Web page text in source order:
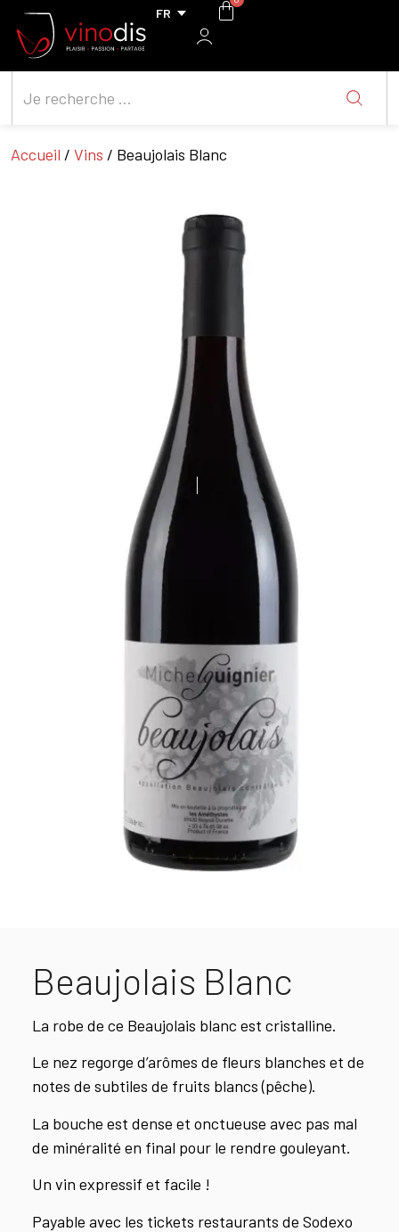
Accueil / Vins / Beaujolais Blanc
Beaujolais Blanc
La robe de ce Beaujolais blanc est cristalline.
Le nez regorge d’arômes de fleurs blanches et de
notes de subtiles de fruits blancs (pêche).
La bouche est dense et onctueuse avec pas mal
de minéralité en final pour le rendre gouleyant.
Un vin expressif et facile !
Payable avec les tickets restaurants de Sodexo